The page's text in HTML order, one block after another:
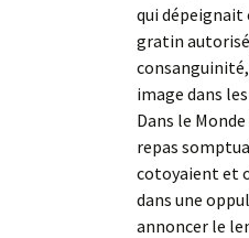
qui dépeignait
gratin
image dans
Dans le
repas
cotoyaient et
dans une
annoncer le